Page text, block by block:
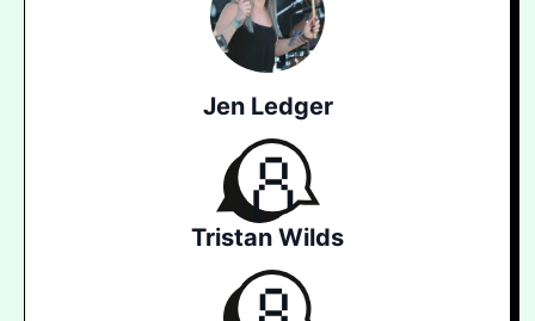
Jen Ledger
Tristan Wilds